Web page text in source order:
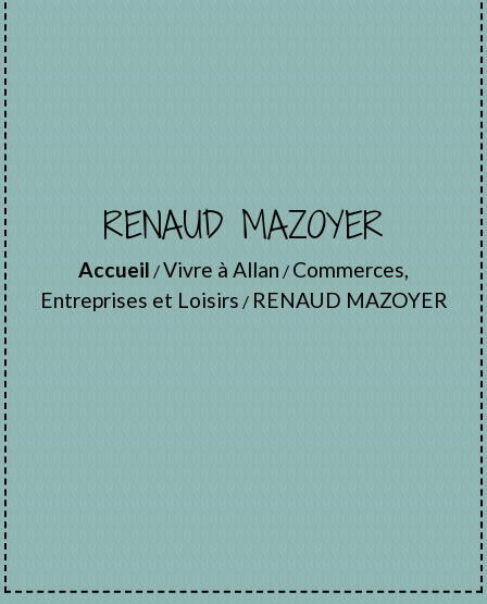
RENAUD MAZOYER
Accueil /Vivre à Allan / Commerces,
Entreprises et Loisirs / RENAUD MAZOYER